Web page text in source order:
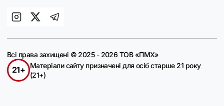
Всі права захищені © 2025 - 2026 ТОВ «ПМХ»
21+
Матеріали сайту призначені для осіб старше 21 року
(21+)